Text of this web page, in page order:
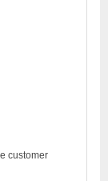
customer